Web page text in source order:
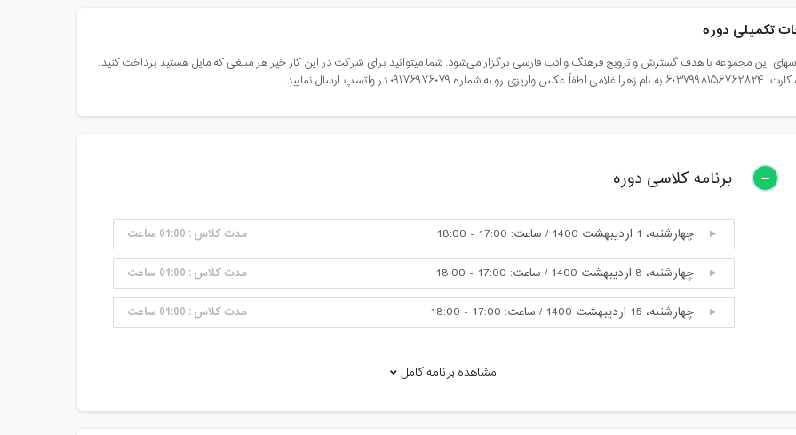
تکمیلی دوره
این مجموعه با هدف گسترش و ترویج فرهنگ و ادب فارسی برگزار می‌شود. شما میتوانید برای شرکت در این کار خیر هر مبلغی که مایل هستید پرداخت کنید.
شماره ۰۹۱۷۶۹۷۶۰۷۹ در واتساپ ارسال نمایید.
برنامه کلاسی دوره
چهارشنبه، 1 اردیبهشت 1400 / ساعت: 17:00 - 18:00 مدت کلاس : 01:00 ساعت
چهارشنبه، 8 اردیبهشت 1400 / ساعت: 17:00 - 18:00 مدت کلاس : 01:00 ساعت
چهارشنبه، 15 اردیبهشت 1400 / ساعت: 17:00 - 18:00 مدت کلاس : 01:00 ساعت
مشاهده برنامه کامل